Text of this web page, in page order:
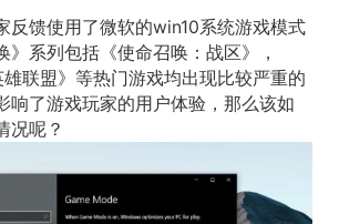
反馈使用了微软的win10系统游戏模式
》系列包括《使命召唤：战区》，
雄联盟》等热门游戏均出现比较严重的
响了游戏玩家的用户体验，那么该如
况呢？